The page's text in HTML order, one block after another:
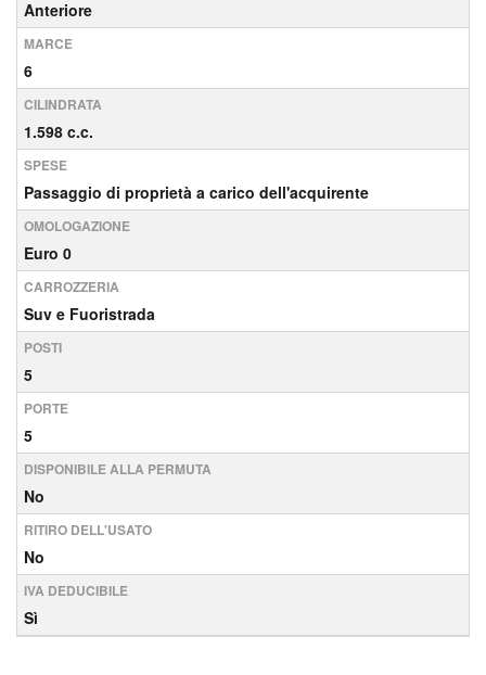
Anteriore
MARCE
6
CILINDRATA
1.598 c.c.
SPESE
Passaggio di proprietà a carico dell'acquirente
OMOLOGAZIONE
Euro 0
CARROZZERIA
Suv e Fuoristrada
POSTI
5
PORTE
5
DISPONIBILE ALLA PERMUTA
No
RITIRO DELL'USATO
No
IVA DEDUCIBILE
Sì